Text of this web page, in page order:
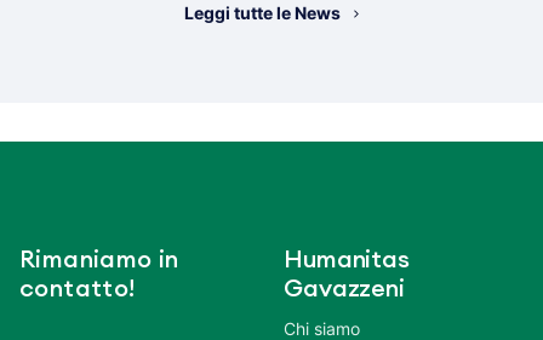
Leggi tutte le News
Rimaniamo in
contatto!
Humanitas
Gavazzeni
Chi siamo